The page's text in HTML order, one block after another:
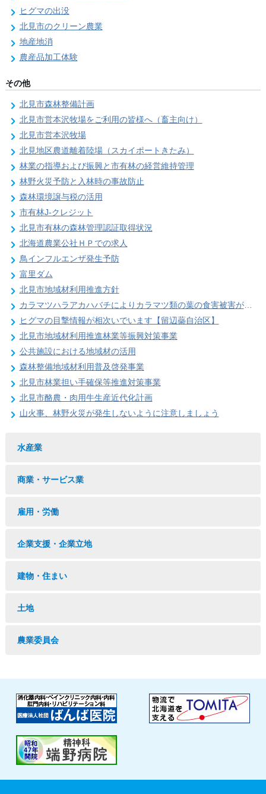
ヒグマの出没
北見市のクリーン農業
地産地消
農産品加工体験
その他
北見市森林整備計画
北見市営本沢牧場をご利用の皆様へ（畜主向け）
北見市営本沢牧場
北見地区農道離着陸場（スカイポートきたみ）
林業の指導および振興と市有林の経営維持管理
林野火災予防と入林時の事故防止
森林環境譲与税の活用
市有林J-クレジット
北見市有林の森林管理認証取得状況
北海道農業公社ＨＰでの求人
鳥インフルエンザ発生予防
富里ダム
北見市地域材利用推進方針
カラマツハラアカハバチによりカラマツ類の葉の食害被害が発生することがあります
ヒグマの目撃情報が相次いでいます【留辺蘂自治区】
北見市地域材利用推進林業等振興対策事業
公共施設における地域材の活用
森林整備地域材利用普及啓発事業
北見市林業担い手確保等推進対策事業
北見市酪農・肉用牛生産近代化計画
山火事、林野火災が発生しないように注意しましょう
水産業
商業・サービス業
雇用・労働
企業支援・企業立地
建物・住まい
土地
農業委員会